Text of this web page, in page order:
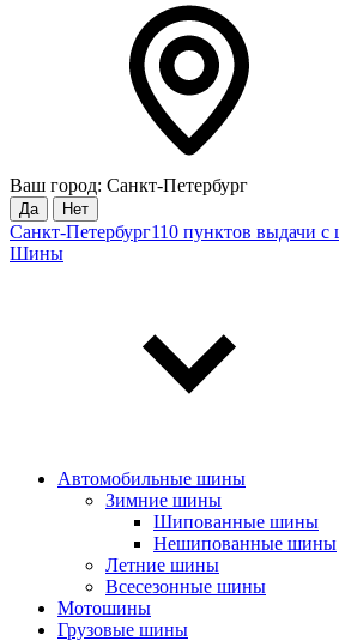
Ваш город: Санкт-Петербург
Да Нет
Санкт-Петербург110 пунктов выдачи
Шины
Автомобильные шины
Зимние шины
Шипованные шины
Нешипованные шины
Летние шины
Всесезонные шины
Мотошины
Грузовые шины